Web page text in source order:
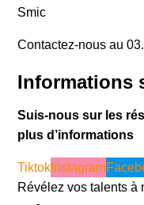
Smic
Contactez-nous au
Informations
Suis-nous sur les
plus d’informations
Tiktok Instagram
Révélez vos talents à